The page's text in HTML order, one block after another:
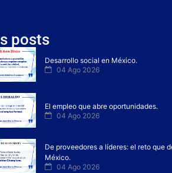
posts
Desarrollo social en México.
04 Ago 2026
El empleo que abre oportunidades.
04 Ago 2026
De proveedores a líderes: el reto que
México.
04 Ago 2026